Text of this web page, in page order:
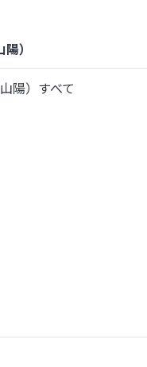
）
陽）すべて